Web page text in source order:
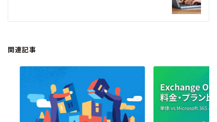
関連記事